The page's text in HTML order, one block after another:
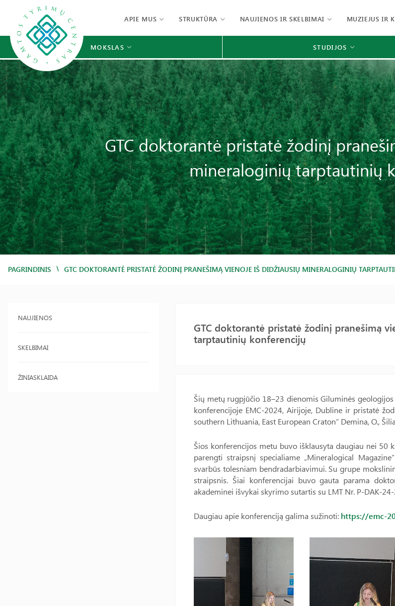
APIE MUS STRUKTŪRA NAUJIENOS IR SKELBIMAI MUZIEJUS IR
MOKSLAS STUDIJOS
GTC doktorantė pristatė žodinį
mineraloginių tarptautinių
PAGRINDINIS / GTC DOKTORANTĖ PRISTATĖ ŽODINĮ PRANEŠIMĄ VIENOJE IŠ DIDŽIAUSIŲ MINERALOGINIŲ
NAUJIENOS
SKELBIMAI
ŽINIASKLAIDA
GTC doktorantė pristatė žodinį pranešimą
tarptautinių konferencijų
Šių metų rugpjūčio 18–23 dienomis Giluminės
konferencijoje EMC-2024, Airijoje, Dubline ir pristatė
southern Lithuania, East European Craton“ Demina, O.,
Šios konferencijos metu buvo išklausyta daugiau nei
parengti straipsnį specialiame „Mineralogical
svarbūs tolesniam bendradarbiavimui. Su grupe
straipsnis. Šiai konferencijai buvo gauta parama
akademinei išvykai skyrimo sutartis su LMT Nr. P-DAK-
Daugiau apie konferenciją galima sužinoti: https://emc-